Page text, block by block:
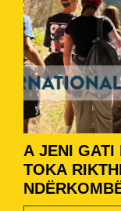
A JENI GATI
TOKA